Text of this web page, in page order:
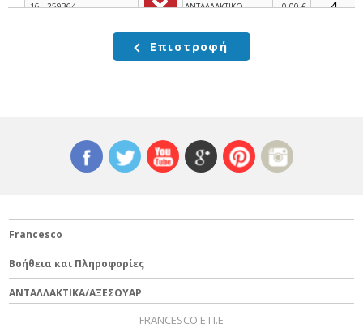
16 259364 ΑΝΤΑΛΛΑΚΤΙΚΟ 0,00 €
BUSSOLA
ΒΙΔΑ TORX
Επιστροφή
Francesco
Βοήθεια και Πληροφορίες
ΑΝΤΑΛΛΑΚΤΙΚΑ/ΑΞΕΣΟΥΑΡ
FRANCESCO Ε.Π.Ε